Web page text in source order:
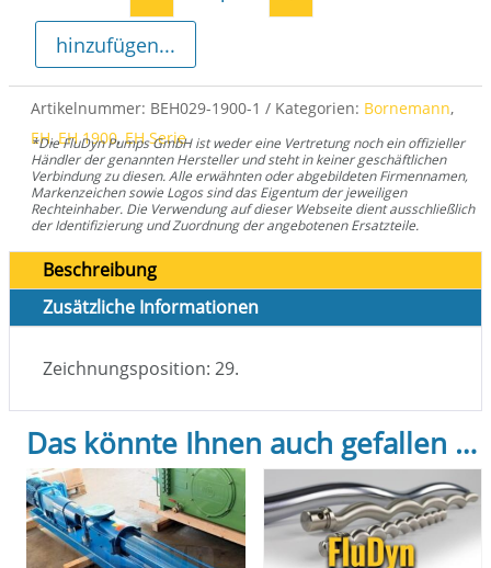
Stützscheibe 29 für EH 1900
hinzufügen...
Artikelnummer: BEH029-1900-1 Kategorien: Bornemann,
EH,EH 1900,EH Serie
*Die FluDyn Pumps GmbH ist weder eine Vertretung noch ein offizieller
Händler der genannten Hersteller und steht in keiner geschäftlichen
Verbindung zu diesen. Alle erwähnten oder abgebildeten Firmennamen,
Markenzeichen sowie Logos sind das Eigentum der jeweiligen
Rechteinhaber. Die Verwendung auf dieser Webseite dient ausschließlich
der Identifizierung und Zuordnung der angebotenen Ersatzteile.
Beschreibung
Zusätzliche Informationen
Zeichnungsposition: 29.
Das könnte Ihnen auch gefallen …